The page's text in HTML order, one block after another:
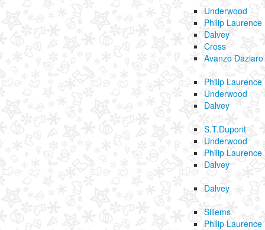
Underwood
Philip Laurence
Dalvey
Cross
Avanzo Daziaro
Philip Laurence
Underwood
Dalvey
S.T.Dupont
Underwood
Philip Laurence
Dalvey
Dalvey
Sillems
Philip Laurence